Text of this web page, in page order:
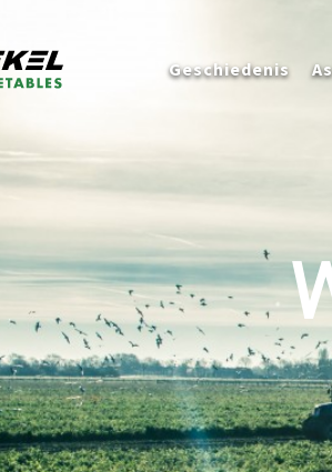
Geschiedenis